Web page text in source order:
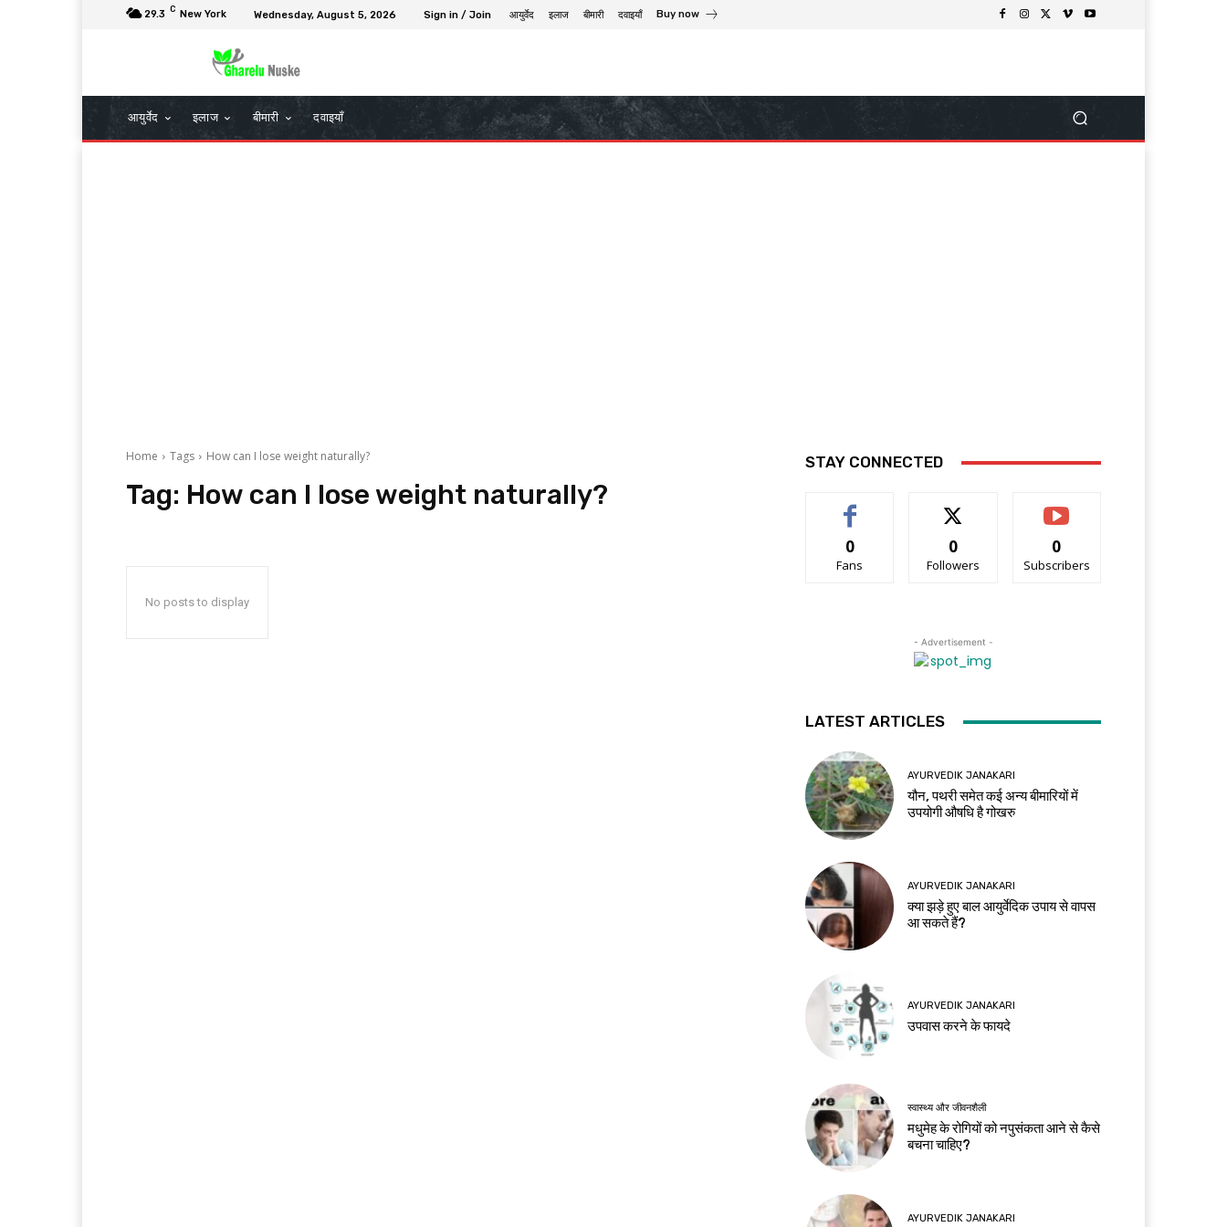
29.3 C New York Wednesday, August 5, 2026 Sign in / Join आयुर्वेद इलाज बीमारी दवाइयाँ Buy now
आयुर्वेद इलाज बीमारी दवाइयाँ
Home Tags How can I lose weight naturally?
Tag: How can I lose weight naturally?
No posts to display
STAY CONNECTED
0
Fans
0
Followers
0
Subscribers
- Advertisement -
LATEST ARTICLES
AYURVEDIK JANAKARI
यौन, पथरी समेत कई अन्य बीमारियों में
उपयोगी औषधि है गोखरु
AYURVEDIK JANAKARI
क्या झड़े हुए बाल आयुर्वेदिक उपाय से वापस
आ सकते हैं?
AYURVEDIK JANAKARI
उपवास करने के फायदे
स्वास्थ्य और जीवनशैली
मधुमेह के रोगियों को नपुसंकता आने से कैसे
बचना चाहिए?
AYURVEDIK JANAKARI